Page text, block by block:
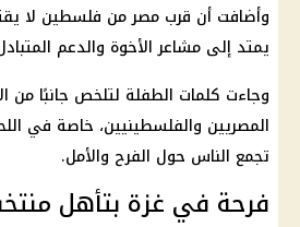
وأضافت أن قرب مصر من فلسطين لا
يمتد إلى مشاعر الأخوة والدعم
وجاءت كلمات الطفلة لتلخص جانبًا من
المصريين والفلسطينيين، خاصة في
تجمع الناس حول الفرح والأمل.
فرحة في غزة بتأهل